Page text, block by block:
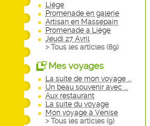
Liège
Promenade en galerie
Artisan en Massepain
Promenade a Liège
Jeudi 27 Avril
> Tous les articles (89)
Mes voyages
La suite de mon voyage ...
Un beau souvenir avec ...
Aux restaurant
La suite du voyage
Mon voyage à Venise
> Tous les articles (9)